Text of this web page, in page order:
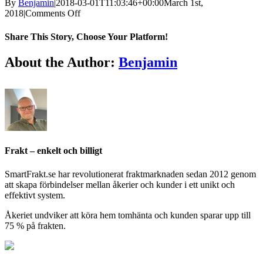
By Benjamin|2018-03-01T11:03:46+00:00March 1st,
2018|Comments Offon
skall
Share This Story, Choose Your Platform!
Facebook
X
Reddit
LinkedIn
Tumblr
Pinterest
Vk
Email
About the Author: Benjamin
Frakt – enkelt och billigt
SmartFrakt.se har revolutionerat fraktmarknaden sedan 2012 genom
att skapa förbindelser mellan åkerier och kunder i ett unikt och
effektivt system.
Åkeriet undviker att köra hem tomhänta och kunden sparar upp till
75 % på frakten.